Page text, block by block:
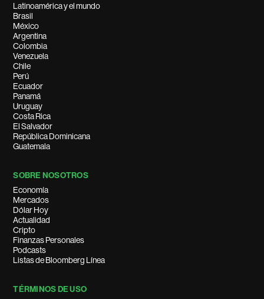
Latinoamérica y el mundo
Brasil
México
Argentina
Colombia
Venezuela
Chile
Perú
Ecuador
Panamá
Uruguay
Costa Rica
El Salvador
República Dominicana
Guatemala
SOBRE NOSOTROS
Economía
Mercados
Dólar Hoy
Actualidad
Cripto
Finanzas Personales
Podcasts
Listas de Bloomberg Línea
TÉRMINOS DE USO